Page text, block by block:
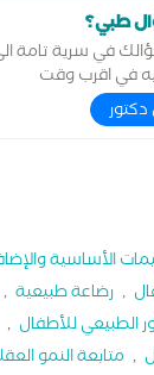
طبي؟
في سرية تامة
في اقرب وقت
الأساسية
, رضاعة طبيعية ,
الطبيعي للأطفال ,
, متابعة النمو